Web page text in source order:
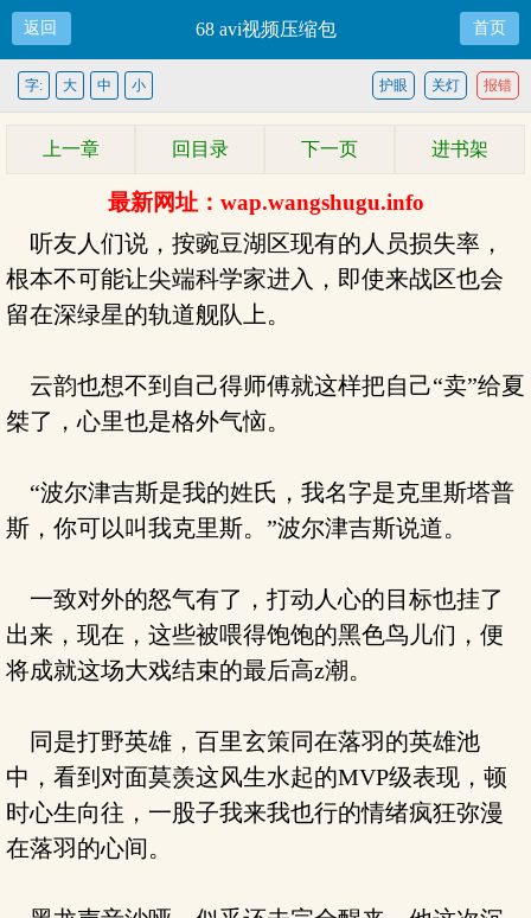
返回 68 avi视频压缩包 首页
报错
关灯
护眼
字: 大 中 小
上一章 回目录 下一页 进书架
最新网址：wap.wangshugu.info
听友人们说，按豌豆湖区现有的人员损失率，
根本不可能让尖端科学家进入，即使来战区也会
留在深绿星的轨道舰队上。
云韵也想不到自己得师傅就这样把自己“卖”给夏
桀了，心里也是格外气恼。
“波尔津吉斯是我的姓氏，我名字是克里斯塔普
斯，你可以叫我克里斯。”波尔津吉斯说道。
一致对外的怒气有了，打动人心的目标也挂了
出来，现在，这些被喂得饱饱的黑色鸟儿们，便
将成就这场大戏结束的最后高z潮。
同是打野英雄，百里玄策同在落羽的英雄池
中，看到对面莫羡这风生水起的MVP级表现，顿
时心生向往，一股子我来我也行的情绪疯狂弥漫
在落羽的心间。